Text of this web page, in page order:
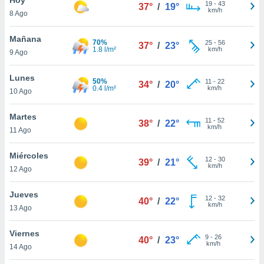
en
más
nuestra
de
cookies
aceptar
8 Ago
37° / 19° 19- 43
km/h
Mañana
9 Ago
70%
1.8 l/m²
37° / 23° 25- 56
km/h
Lunes
10 Ago
50%
0.4 l/m²
34° / 20° 11 - 22
km/h
Martes
11 Ago
38° / 22° 11 - 52
km/h
Miércoles
12 Ago
39° / 21° 12- 30
km/h
Jueves
13 Ago
40° / 22° 12- 32
km/h
Viernes
14 Ago
40° / 23° 9- 26
km/h